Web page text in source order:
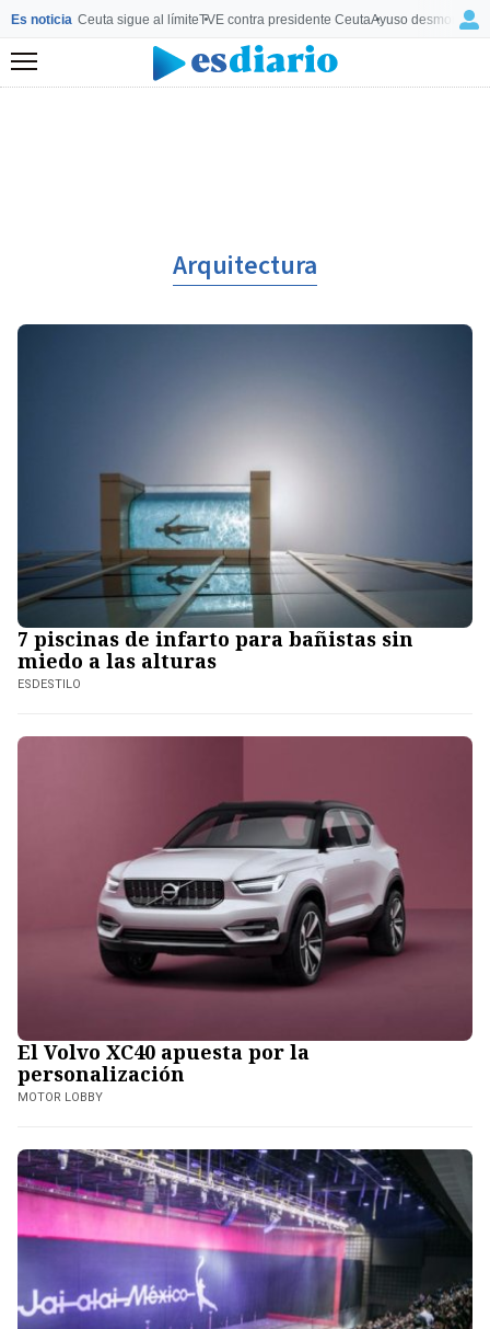
Es noticia Ceuta sigue al límiteTVE contra presidente CeutaAyuso desmonta a
Menú
Arquitectura
7 piscinas de infarto para bañistas sin
miedo a las alturas
ESDESTILO
El Volvo XC40 apuesta por la
personalización
MOTOR LOBBY